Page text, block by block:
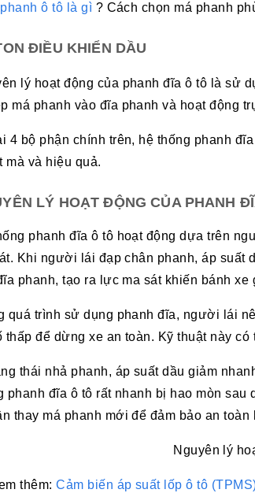
ô tô là gì ? Cách chọn má phanh
ĐIỀU KHIỂN DẦU
lý hoạt động của phanh đĩa ô tô là sử
má phanh vào đĩa phanh và hoạt động
4 bộ phận chính trên, hệ thống phanh
mà và hiệu quả.
LÝ HOẠT ĐỘNG CỦA PHANH
phanh đĩa ô tô hoạt động dựa trên
Khi người lái đạp chân phanh, áp suất
phanh, tạo ra lực ma sát khiến bánh xe
quá trình sử dụng phanh đĩa, người lái
thấp để dừng xe an toàn. Kỹ thuật này
thái nhả phanh, áp suất dầu giảm
phanh đĩa ô tô rất nhanh bị hao mòn
thay má phanh mới để đảm bảo an toàn
Nguyên lý
thêm:Cảm biến áp suất lốp ô tô